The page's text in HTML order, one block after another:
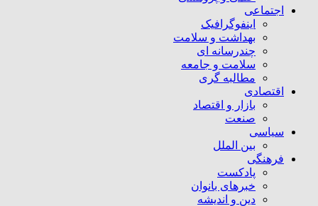
اجتماعی
اینفوگرافیک
بهداشت و سلامت
چندرسانه ای
سلامت و جامعه
مطالبه گری
اقتصادی
بازار و اقتصاد
صنعت
سیاسی
بین الملل
فرهنگی
پادکست
خبرهای بانوان
دین و اندیشه